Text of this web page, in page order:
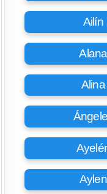
Ailín
Alana
Alina
Aylen